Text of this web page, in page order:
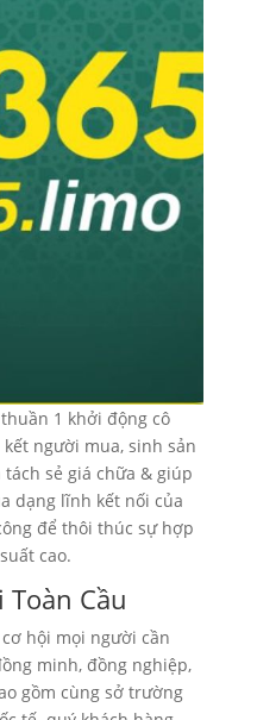
1 khởi động cô
người mua, sinh sản
sẻ giá chữa & giúp
dạng lĩnh kết nối của
để thôi thúc sự hợp
cao.
Cầu
hội mọi người cần
minh, đồng nghiệp,
gồm cùng sở trường